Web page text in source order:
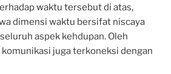
waktu tersebut di atas,
dimensi waktu bersifat niscaya
aspek kehdupan. Oleh
juga terkoneksi dengan